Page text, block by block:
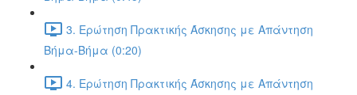
3. Ερώτηση Πρακτικής Άσκησης με Απάντηση
Βήμα-Βήμα (0:20)
4. Ερώτηση Πρακτικής Άσκησης με Απάντηση